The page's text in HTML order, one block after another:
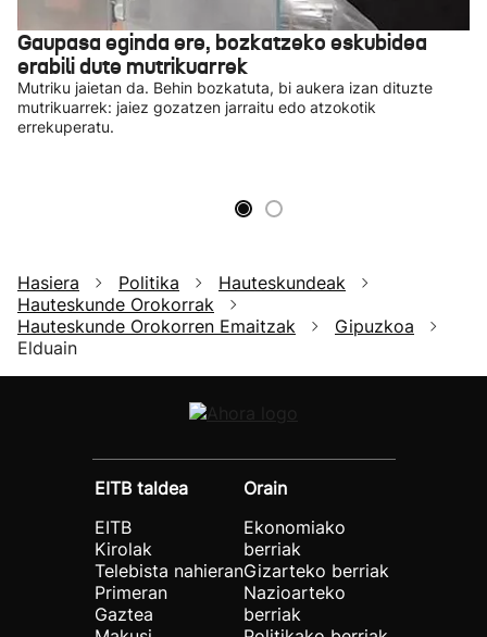
Gaupasa eginda ere, bozkatzeko eskubidea
erabili dute mutrikuarrek
Mutriku jaietan da. Behin bozkatuta, bi aukera izan dituzte
mutrikuarrek: jaiez gozatzen jarraitu edo atzokotik
errekuperatu.
Hasiera Politika
Hauteskundeak
Hauteskunde Orokorrak
Hauteskunde Orokorren Emaitzak
Gipuzkoa
Elduain
EITB taldea
EITB
Kirolak
Telebista nahieran
Primeran
Gaztea
Orain
Ekonomiako
berriak
Gizarteko berriak
Nazioarteko
berriak